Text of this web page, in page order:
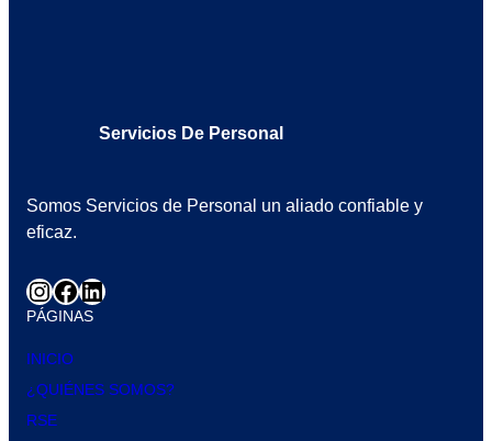
Servicios De Personal
Somos Servicios de Personal un aliado confiable y
eficaz.
PÁGINAS
INICIO
¿QUIÉNES SOMOS?
RSE